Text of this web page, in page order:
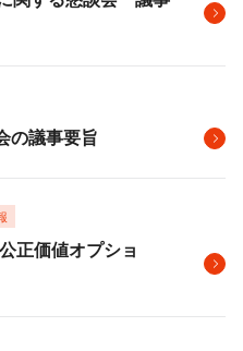
の議事要旨
正価値オプショ